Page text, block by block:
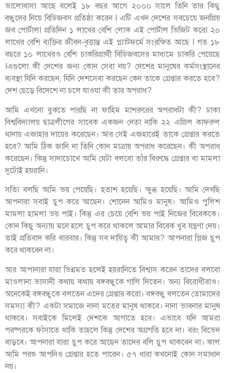
ভালোবাসা আছে বলেই ১৮ বছর আগে ২০০০ সালে তিনি তার কিছু
বন্ধুদের নিয়ে বিডিজবস প্রতিষ্ঠা করেন I এটি এখন দেশের সবচেয়ে জনপ্রিয়
জব পোর্টালI প্রতিদিন ১ লাখের বেশি লোক এই পোর্টাল ভিজিট করেI ২০
লাখের বেশি ব্যক্তির জীবন-বৃত্তান্ত এই প্ল্যাটফর্মে সংরক্ষিত আছে I গত ১৮
বছরে ১০ লাখেরও বেশি চাকরিপ্রার্থী বিডিজবসের মাধ্যমে চাকরি পেয়েছে
Iএগুলো কী দেশের জন্য কোন সেবা নয়? দেশের মানুষের কর্মসংস্থানের
ব্যবস্থা যিনি করছেন, যিনি দেশসেবা করছেন কেন তাকে গ্রেপ্তার করতে হবে?
দেশ ছেড়ে বিদেশে না চলে যাওয়া কী তার অপরাধ?
আমি এখনো বুঝতে পারছি না ফাহিম মাশরুরের অপরাধটা কী? ঢাকা
বিশ্ববিদ্যালয় ছাত্রলীগের সাবেক একজন নেতা নাকি ২২ এপ্রিল কাফরুল
থানায় এজাহার দায়ের করেছেন। আর সেই এজহারেই তাকে গ্রেপ্তার করতে
হবে? আমি ঠিক জানি না তিনি কোন মাত্রায় অপরাধ করেছেন। কী অপরাধ
করেছেন। কিন্তু সাদাচোখে আমি যেটা বলবো তাঁর বিরুদ্ধে গ্রেপ্তার বা মামলা
দুটোই হয়রানি।
সত্যি বলছি আমি ভয় পেয়েছি। হতাশ হয়েছি। ক্ষুব্ধ হয়েছি। আমি দেখছি
আপনারা সবাই চুপ করে আছেন। শোনেন আমিও মানুষ। আমিও পুলিশ
মামলা হামলা ভয় পাই। কিন্তু এর চেয়ে বেশি ভয় পাই নিজের বিবেককে।
কোন কিছু অন্যায় মনে হলে চুপ করে থাকলে আমার বিবেক খুব যন্ত্রণা দেয়।
তাই প্রতিবাদ করি বারবার। কিন্তু সব দায়িত্ব কী আমার? আপনারা প্লিজ চুপ
করে থাকবেন না।
আর আপানারা যারা ভিন্নমত হলেই হয়রানিতে বিশ্বাস করেন তাদের বলবো
মাওলানা ভাসানী কথায় কথায় বঙ্গবন্ধুকে গালি দিতেন। অন্য বিরোধীরাও।
অনেকেই বঙ্গবন্ধুকে বলতেন এদের গ্রেপ্তার করো। বঙ্গবন্ধু বলতেন তোমাদের
সমস্যা কী? একটা সমাজে নানা মতের মানুষ থাকবে। নানা ভাবনার মানুষ
থাকবে। সবাইকে মিলেই দেশকে আগাতে হবে। এভাবে যদি আমরা
পরষ্পরকে ফাঁসাতে থাকি তাহলে কিন্তু দেশের অগ্রগতি হবে না। বরং বিভেদ
বাড়বে। আপনারা যারা চুপ করে আছেন তাদের বলি চুপ থাকবেন না। কাল
আমি পরশু আপনিও গ্রেপ্তার হতে পারেন। ৫৭ ধারা কখনোই কোন সমাধান
নয়।